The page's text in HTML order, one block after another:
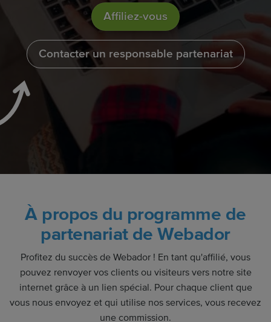
Affiliez-vous
Contacter un responsable partenariat
À propos du programme de
partenariat de Webador
Profitez du succès de Webador ! En tant qu'affilié, vous
pouvez renvoyer vos clients ou visiteurs vers notre site
internet grâce à un lien spécial. Pour chaque client que
vous nous envoyez et qui utilise nos services, vous recevez
une commission.